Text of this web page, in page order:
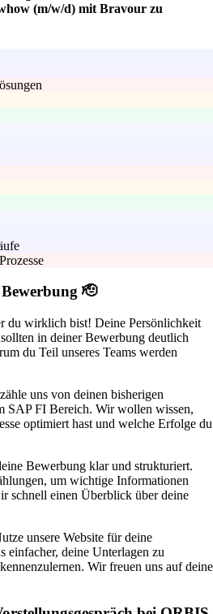
(m/w/d) mit Bravour zu
🫡
du wirklich bist! Deine Persönlichkeit
in deiner Bewerbung deutlich
du Teil unseres Teams werden
uns von deinen bisherigen
SAP FI Bereich. Wir wollen wissen,
optimiert hast und welche Erfolge du
Bewerbung klar und strukturiert.
um wichtige Informationen
schnell einen Überblick über deine
unsere Website für deine
einfacher, deine Unterlagen zu
Wir freuen uns auf deine